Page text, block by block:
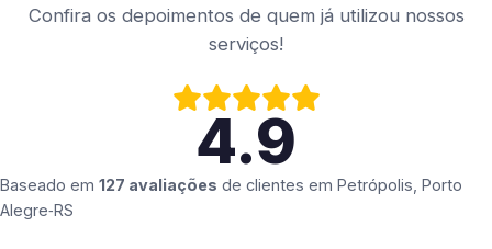
Confira os depoimentos de quem já utilizou nossos
serviços!
4.9
Baseado em 127 avaliações de clientes em Petrópolis, Porto
Alegre‑RS